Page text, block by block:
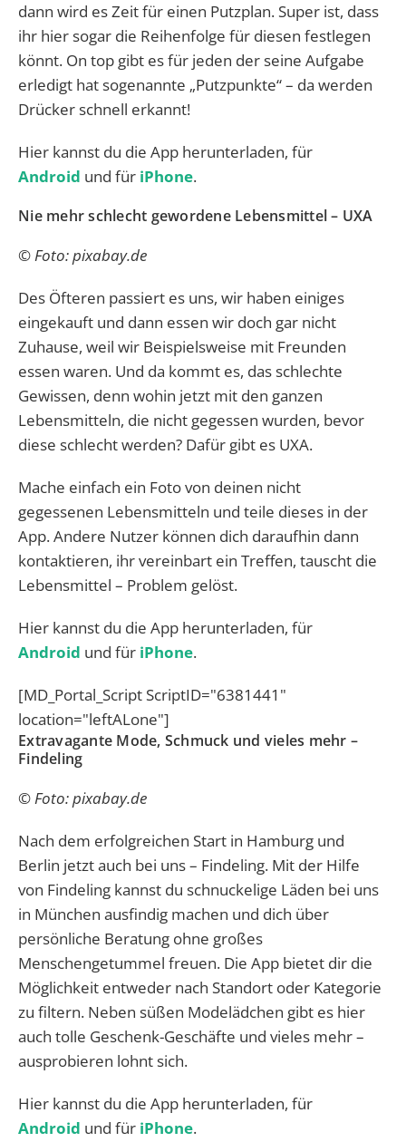
dann wird es Zeit für einen Putzplan. Super ist, dass
ihr hier sogar die Reihenfolge für diesen festlegen
könnt. On top gibt es für jeden der seine Aufgabe
erledigt hat sogenannte „Putzpunkte“ – da werden
Drücker schnell erkannt!
Hier kannst du die App herunterladen, für
Android und für iPhone.
Nie mehr schlecht gewordene Lebensmittel – UXA
© Foto: pixabay.de
Des Öfteren passiert es uns, wir haben einiges
eingekauft und dann essen wir doch gar nicht
Zuhause, weil wir Beispielsweise mit Freunden
essen waren. Und da kommt es, das schlechte
Gewissen, denn wohin jetzt mit den ganzen
Lebensmitteln, die nicht gegessen wurden, bevor
diese schlecht werden? Dafür gibt es UXA.
Mache einfach ein Foto von deinen nicht
gegessenen Lebensmitteln und teile dieses in der
App. Andere Nutzer können dich daraufhin dann
kontaktieren, ihr vereinbart ein Treffen, tauscht die
Lebensmittel – Problem gelöst.
Hier kannst du die App herunterladen, für
Android und für iPhone.
[MD_Portal_Script ScriptID="6381441"
location="leftALone"]
Extravagante Mode, Schmuck und vieles mehr –
Findeling
© Foto: pixabay.de
Nach dem erfolgreichen Start in Hamburg und
Berlin jetzt auch bei uns – Findeling. Mit der Hilfe
von Findeling kannst du schnuckelige Läden bei uns
in München ausfindig machen und dich über
persönliche Beratung ohne großes
Menschengetummel freuen. Die App bietet dir die
Möglichkeit entweder nach Standort oder Kategorie
zu filtern. Neben süßen Modelädchen gibt es hier
auch tolle Geschenk-Geschäfte und vieles mehr –
ausprobieren lohnt sich.
Hier kannst du die App herunterladen, für
Android und für iPhone.